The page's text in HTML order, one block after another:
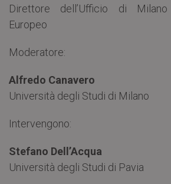
Direttore dell’Ufficio di
Europeo
Moderatore:
Alfredo Canavero
Università degli Studi di Milano
Intervengono:
Stefano Dell’Acqua
Università degli Studi di Pavia